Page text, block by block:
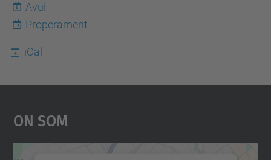
8
Avui
Properament
iCal
On Som